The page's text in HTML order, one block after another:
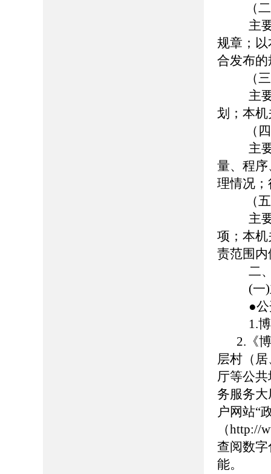
（
主
规章；
合发布
（
主
划；本
（
主
量、程
理情况
（
主
项；本
责范围
二
(一)
●
1.博
2.《
层村（
厅等公
务服务
户网站“
（http://
查阅数
能。